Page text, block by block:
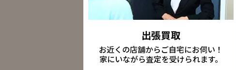
出張買取
お近くの店舗からご自宅にお伺い！
家にいながら査定を受けられます。